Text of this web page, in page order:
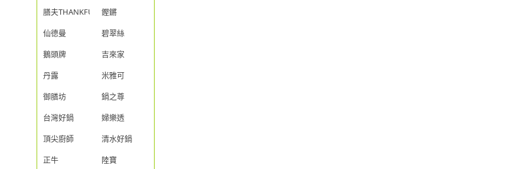
膳夫THANKFUL
鏗鏘
仙德曼
碧翠絲
鵝頭牌
吉來家
丹露
米雅可
御膳坊
鍋之尊
台灣好鍋
婦樂透
頂尖廚師
清水好鍋
正牛
陸寶